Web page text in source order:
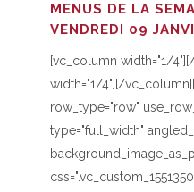
MENUS DE LA
VENDREDI 09
[vc_column width="1/
width="1/4"][/
row_type="row"
type="full_width"